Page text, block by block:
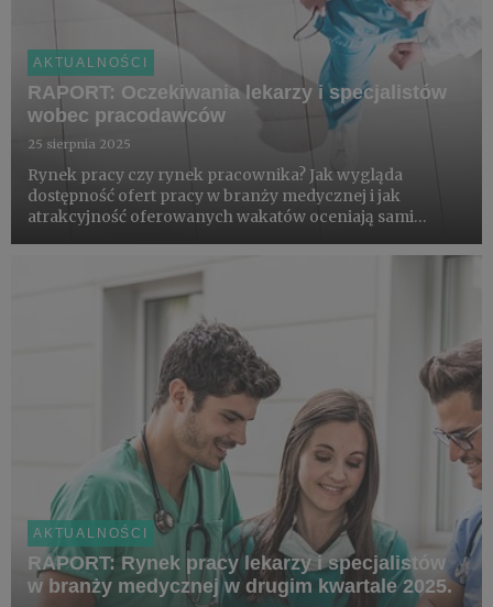
AKTUALNOŚCI
RAPORT: Oczekiwania lekarzy i specjalistów
wobec pracodawców
25 sierpnia 2025
Rynek pracy czy rynek pracownika? Jak wygląda
dostępność ofert pracy w branży medycznej i jak
atrakcyjność oferowanych wakatów oceniają sami
zmianę miejsca zatrudnienia i na ile w tym wszystkim
ważni są pacjenci?
AKTUALNOŚCI
RAPORT: Rynek pracy lekarzy i specjalistów
w branży medycznej w drugim kwartale 2025.